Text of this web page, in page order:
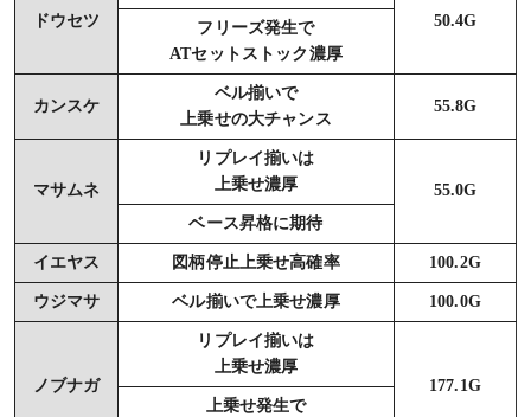
ドウセツ
50.4G
フリーズ発生で
ATセットストック濃厚
カンスケ
ベル揃いで
上乗せの大チャンス
55.8G
マサムネ
リプレイ揃いは
上乗せ濃厚
55.0G
ベース昇格に期待
イエヤス 図柄停止上乗せ高確率 100.2G
ウジマサ ベル揃いで上乗せ濃厚 100.0G
ノブナガ
リプレイ揃いは
上乗せ濃厚
177.1G
上乗せ発生で